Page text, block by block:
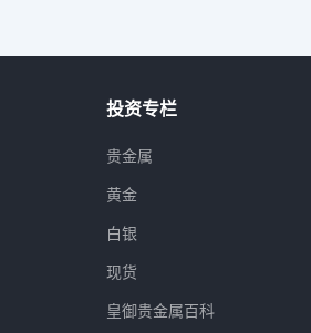
投资专栏
贵金属
黄金
白银
现货
皇御贵金属百科